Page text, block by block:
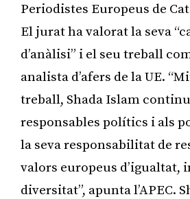
Periodistes Europeus de
El jurat ha valorat la seva
d’anàlisi” i el seu treball
analista d’afers de la UE.
treball, Shada Islam
responsables polítics i als
la seva responsabilitat de
valors europeus d’igualtat,
diversitat”, apunta l’APEC.